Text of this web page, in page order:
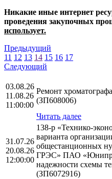
Никакие иные интернет
проведения закупочных
использует.
Предыдущий
11 12 13 14 15 16 17
Следующий
03.08.26
11.08.26
11:00:00
Ремонт
(ЗП608006)
Читать далее
31.07.26
20.08.26
12:00:00
138-р «Технико-
варианта
общестанционных
ГРЭС» ПАО
надежности схемы
(ЗП6072916)